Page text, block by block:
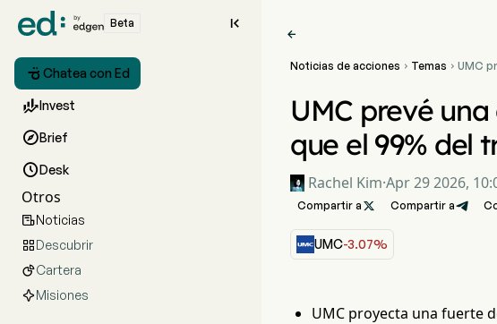
Beta 
 Chatea con Ed
Invest
Brief
Desk
Otros
Noticias
Descubrir
Cartera
Misiones

Noticias de acciones  Temas  UMC
de
UMC prevé
que el 99% del
Rachel Kim·Apr 29 2026,
Compartir a  Compartir a
UMC-3.07%
UMC proyecta una fuerte